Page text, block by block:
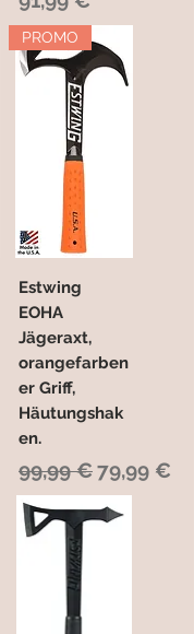
PROMO
Estwing
EOHA
Jägeraxt,
orangefarben
er Griff,
Häutungshak
en.
Standardpreis
99,99 €Sale-Preis
79,99 €